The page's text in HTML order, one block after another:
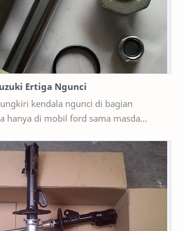
Ertiga Ngunci
kendala ngunci di bagian
di mobil ford sama masda